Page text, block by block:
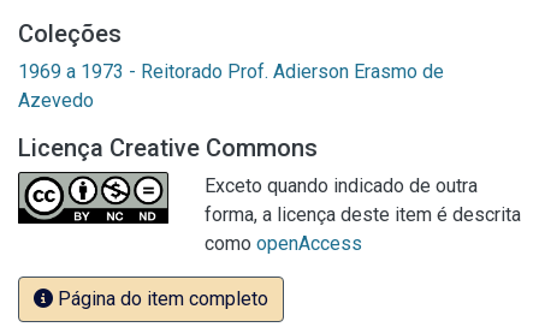
Coleções
1969 a 1973 - Reitorado Prof. Adierson Erasmo de
Azevedo
Licença Creative Commons
Exceto quando indicado de outra
forma, a licença deste item é descrita
como openAccess
Página do item completo